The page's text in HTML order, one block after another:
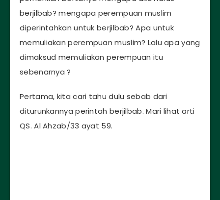
berjilbab? mengapa perempuan muslim
diperintahkan untuk berjilbab? Apa untuk
memuliakan perempuan muslim? Lalu apa yang
dimaksud memuliakan perempuan itu
sebenarnya ?
Pertama, kita cari tahu dulu sebab dari
diturunkannya perintah berjilbab. Mari lihat arti
QS. Al Ahzab/33 ayat 59.